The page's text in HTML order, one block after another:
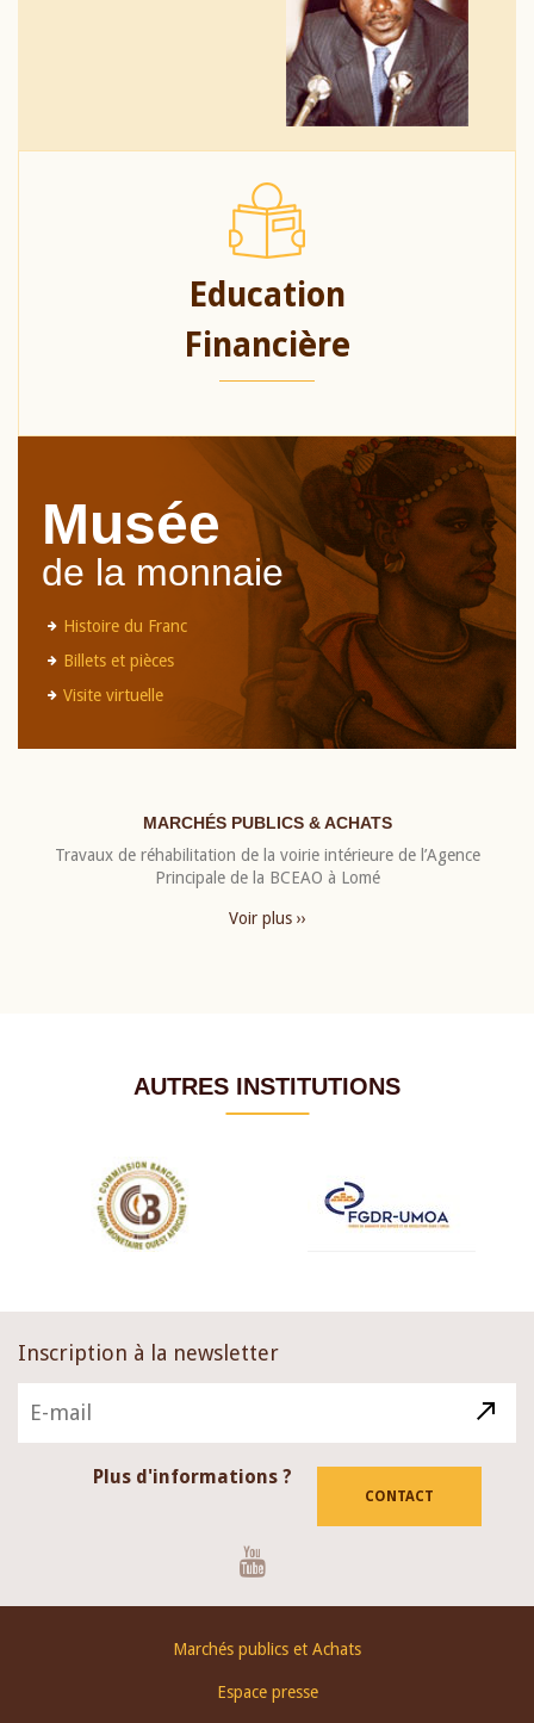
Education
Financière
Musée
de la monnaie
Histoire du Franc
Billets et pièces
Visite virtuelle
MARCHÉS PUBLICS & ACHATS
Travaux de réhabilitation de la voirie intérieure de l’Agence
Principale de la BCEAO à Lomé
Voir plus ››
AUTRES INSTITUTIONS
Inscription à la newsletter
Plus d'informations ?
CONTACT
Marchés publics et Achats
Espace presse